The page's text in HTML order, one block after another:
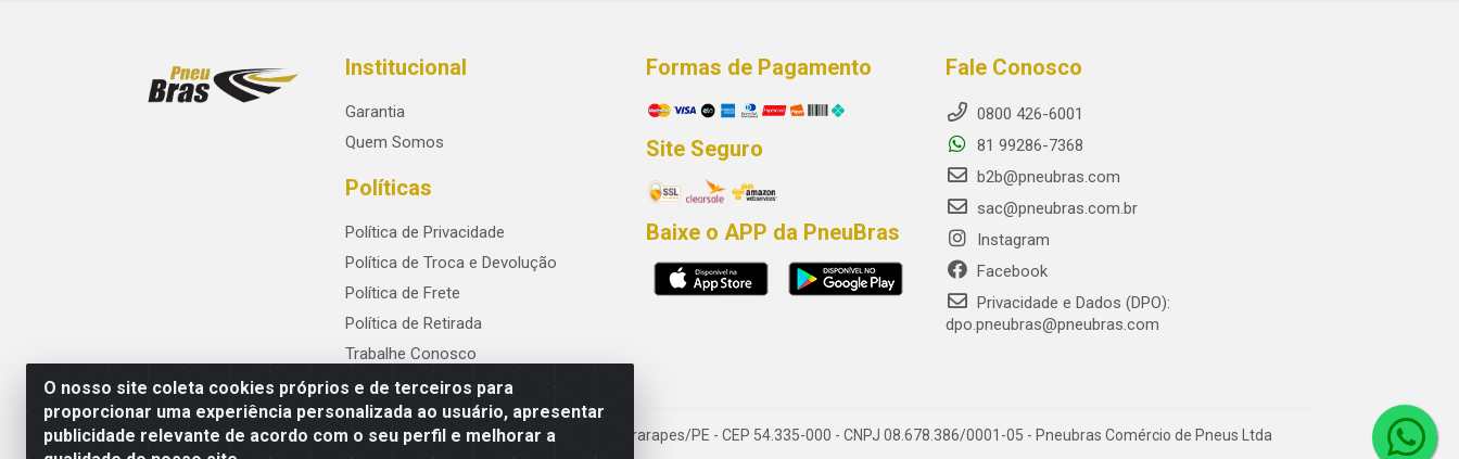
O nosso site coleta cookies próprios e de terceiros para
proporcionar uma experiência personalizada ao usuário, apresentar
publicidade relevante de acordo com o seu perfil e melhorar a
Institucional
Garantia
Quem Somos
Políticas
Política de Privacidade
Política de Troca e Devolução
Política de Frete
Política de Retirada
Trabalhe Conosco
Formas de Pagamento
Site Seguro
Baixe o APP da PneuBras
Fale Conosco
0800 426-6001
81 99286-7368
b2b@pneubras.com
sac@pneubras.com.br
Instagram
Facebook
Privacidade e Dados (DPO):
dpo.pneubras@pneubras.com
PneuBras - Rodovia BR-101, KM 82 - Prazeres, Jaboatão dos Guararapes/PE - CEP 54.335-000 - CNPJ 08.678.386/0001-05 - Pneubras Comércio de Pneus Ltda